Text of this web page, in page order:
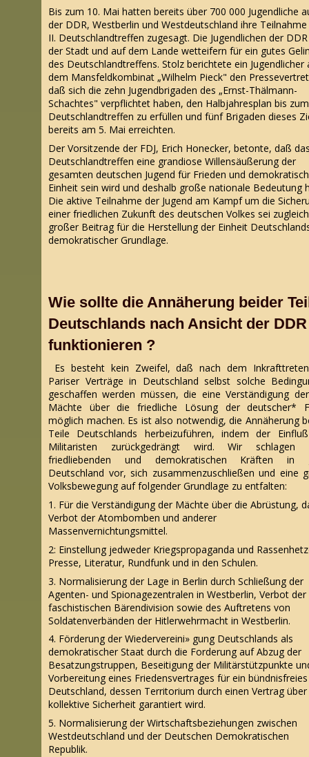
Bis zum 10. Mai hatten bereits über 700 000 Jugendliche
der DDR, Westberlin und Westdeutschland ihre
II. Deutschlandtreffen zugesagt. Die Jugendlichen der
der Stadt und auf dem Lande wetteifern für ein gutes
des Deutschlandtreffens. Stolz berichtete ein Jugendlicher
dem Mansfeldkombinat „Wilhelm Pieck" den
daß sich die zehn Jugendbrigaden des „Ernst-Thälmann-
Schachtes" verpflichtet haben, den Halbjahresplan bis
Deutschlandtreffen zu erfüllen und fünf Brigaden dieses
bereits am 5. Mai erreichten.
Der Vorsitzende der FDJ, Erich Honecker, betonte, daß
Deutschlandtreffen eine grandiose Willensäußerung der
gesamten deutschen Jugend für Frieden und
Einheit sein wird und deshalb große nationale Bedeutung
Die aktive Teilnahme der Jugend am Kampf um die
einer friedlichen Zukunft des deutschen Volkes sei
großer Beitrag für die Herstellung der Einheit
demokratischer Grundlage.
Wie sollte die Annäherung beider
Deutschlands nach Ansicht der DDR
funktionieren ?
Es besteht kein Zweifel, daß nach dem
Pariser Verträge in Deutschland selbst solche
geschaffen werden müssen, die eine Verständigung
Mächte über die friedliche Lösung der deutscher*
möglich machen. Es ist also notwendig, die Annäherung
Teile Deutschlands herbeizuführen, indem der
Militaristen zurückgedrängt wird. Wir schlagen
friedliebenden und demokratischen Kräften in
Deutschland vor, sich zusammenzuschließen und eine
Volksbewegung auf folgender Grundlage zu entfalten:
1. Für die Verständigung der Mächte über die Abrüstung,
Verbot der Atombomben und anderer
Massenvernichtungsmittel.
2: Einstellung jedweder Kriegspropaganda und
Presse, Literatur, Rundfunk und in den Schulen.
3. Normalisierung der Lage in Berlin durch Schließung der
Agenten- und Spionagezentralen in Westberlin, Verbot der
faschistischen Bärendivision sowie des Auftretens von
Soldatenverbänden der Hitlerwehrmacht in Westberlin.
4. Förderung der Wiedervereini» gung Deutschlands als
demokratischer Staat durch die Forderung auf Abzug der
Besatzungstruppen, Beseitigung der Militärstützpunkte
Vorbereitung eines Friedensvertrages für ein bündnisfreies
Deutschland, dessen Territorium durch einen Vertrag über
kollektive Sicherheit garantiert wird.
5. Normalisierung der Wirtschaftsbeziehungen zwischen
Westdeutschland und der Deutschen Demokratischen
Republik.